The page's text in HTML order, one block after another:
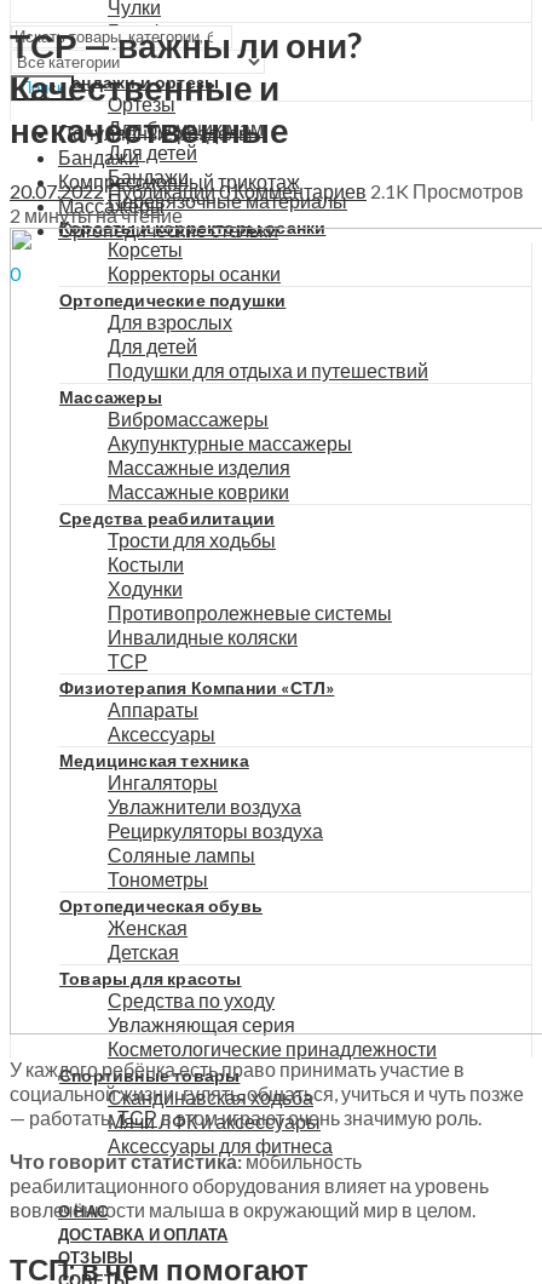
Чулки
Гольфы
Аксессуары
Бандажи и ортезы
Ортезы
Для будущих мам
Для детей
Бандажи
Перевязочные материалы
Корсеты и корректоры осанки
Корсеты
Корректоры осанки
Ортопедические подушки
Для взрослых
Для детей
Подушки для отдыха и путешествий
Массажеры
Вибромассажеры
Акупунктурные массажеры
Массажные изделия
Массажные коврики
Средства реабилитации
Трости для ходьбы
Костыли
Ходунки
Противопролежневые системы
Инвалидные коляски
ТСР
Физиотерапия Компании «СТЛ»
Аппараты
Аксессуары
Медицинская техника
Ингаляторы
Увлажнители воздуха
Рециркуляторы воздуха
Соляные лампы
Тонометры
Ортопедическая обувь
Женская
Детская
Товары для красоты
Средства по уходу
Увлажняющая серия
Косметологические принадлежности
Спортивные товары
Скандинавская ходьба
Мячи ЛФК и аксессуары
Аксессуары для фитнеса
О НАС
ДОСТАВКА И ОПЛАТА
ОТЗЫВЫ
Поиск
Популярные разделы
Бандажи
Компрессионный трикотаж
Массажеры
Ортопедические стельки
0
ТСР — важны ли они?
Качественные и
некачественные
20.07.2022 Публикации0Комментариев 2.1K Просмотров
2 минуты на чтение
У каждого ребёнка есть право принимать участие в
социальной жизни: гулять, общаться, учиться и чуть позже
— работать.ТСР в этом играют очень значимую роль.
Что говорит статистика:мобильность
реабилитационного оборудования влияет на уровень
вовлечённости малыша в окружающий мир в целом.
ТСП: в чем помогают